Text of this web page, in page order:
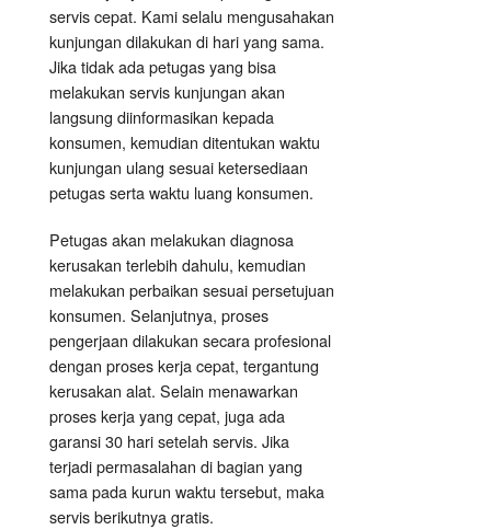
servis cepat. Kami selalu mengusahakan
kunjungan dilakukan di hari yang sama.
Jika tidak ada petugas yang bisa
melakukan servis kunjungan akan
langsung diinformasikan kepada
konsumen, kemudian ditentukan waktu
kunjungan ulang sesuai ketersediaan
petugas serta waktu luang konsumen.
Petugas akan melakukan diagnosa
kerusakan terlebih dahulu, kemudian
melakukan perbaikan sesuai persetujuan
konsumen. Selanjutnya, proses
pengerjaan dilakukan secara profesional
dengan proses kerja cepat, tergantung
kerusakan alat. Selain menawarkan
proses kerja yang cepat, juga ada
garansi 30 hari setelah servis. Jika
terjadi permasalahan di bagian yang
sama pada kurun waktu tersebut, maka
servis berikutnya gratis.